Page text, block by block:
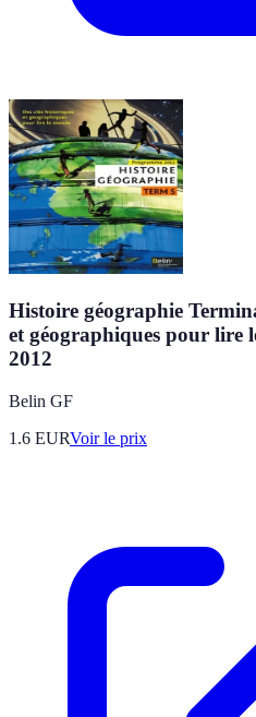
Histoire géographie
et géographiques pour lire
2012
Belin GF
1.6 EURVoir le prix